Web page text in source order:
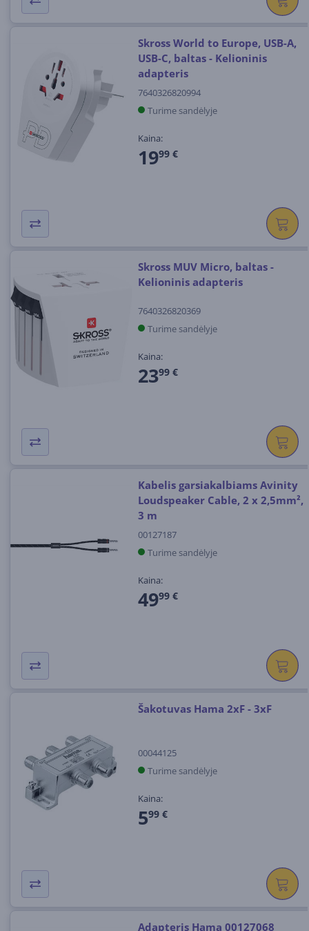
Skross World to Europe, USB-A,
USB-C, baltas - Kelioninis
adapteris
7640326820994
Turime sandėlyje
Kaina:
1999 €
Skross MUV Micro, baltas -
Kelioninis adapteris
7640326820369
Turime sandėlyje
Kaina:
2399 €
Kabelis garsiakalbiams Avinity
Loudspeaker Cable, 2 x 2,5mm²,
3 m
00127187
Turime sandėlyje
Kaina:
4999 €
Šakotuvas Hama 2xF - 3xF
00044125
Turime sandėlyje
Kaina:
599 €
Adapteris Hama 00127068